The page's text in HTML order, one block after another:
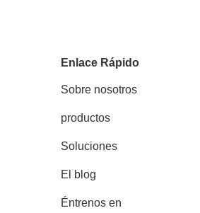
Enlace Rápido
Sobre nosotros
productos
Soluciones
El blog
Éntrenos en